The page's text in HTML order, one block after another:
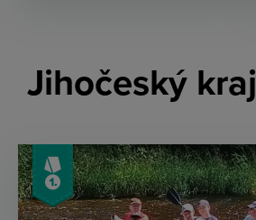
Jihočeský kraj